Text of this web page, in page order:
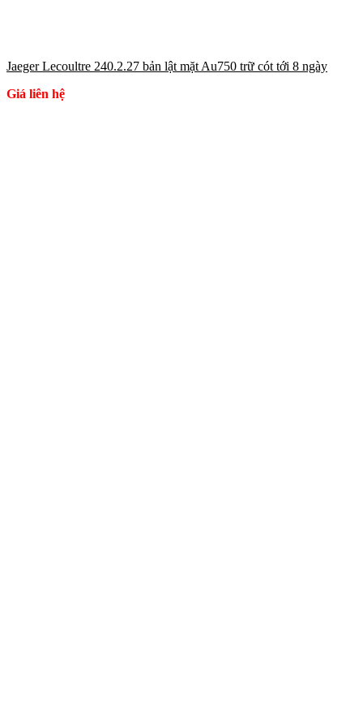
Jaeger Lecoultre 240.2.27 bản lật mặt Au750 trữ cót tới 8 ngày
Giá liên hệ